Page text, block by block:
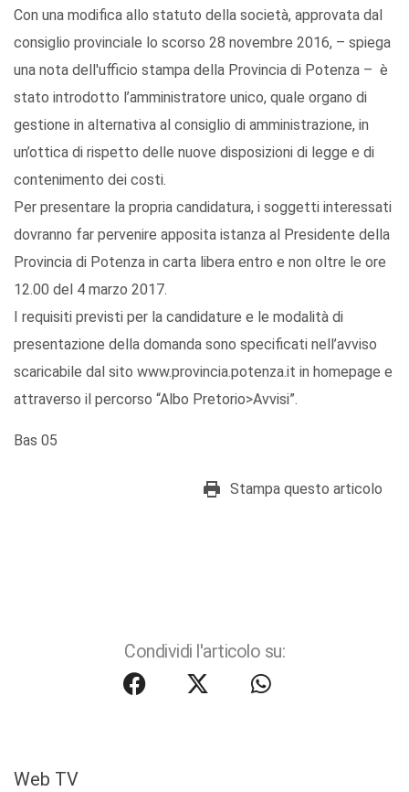
Con una modifica allo statuto della società, approvata dal
consiglio provinciale lo scorso 28 novembre 2016, – spiega
una nota dell'ufficio stampa della Provincia di Potenza – è
stato introdotto l’amministratore unico, quale organo di
gestione in alternativa al consiglio di amministrazione, in
un’ottica di rispetto delle nuove disposizioni di legge e di
contenimento dei costi.
Per presentare la propria candidatura, i soggetti interessati
dovranno far pervenire apposita istanza al Presidente della
Provincia di Potenza in carta libera entro e non oltre le ore
12.00 del 4 marzo 2017.
I requisiti previsti per la candidature e le modalità di
presentazione della domanda sono specificati nell’avviso
scaricabile dal sito www.provincia.potenza.it in homepage e
attraverso il percorso “Albo Pretorio>Avvisi”.
Bas 05
Stampa questo articolo
Condividi l'articolo su:
Web TV